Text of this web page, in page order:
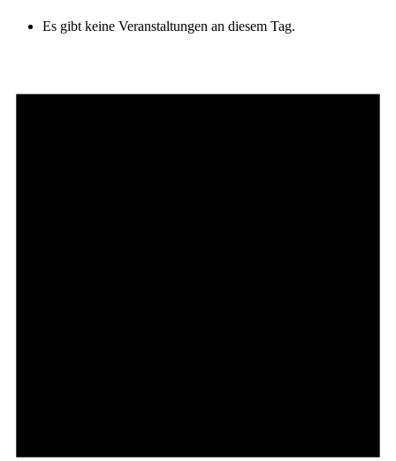
Es gibt keine Veranstaltungen an diesem Tag.